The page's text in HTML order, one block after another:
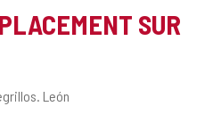
SUR
León